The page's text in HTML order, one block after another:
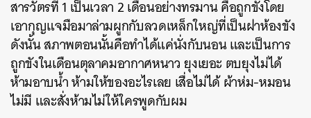
สารวัตรที่ 1 เป็นเวลา 2 เดือนอย่างทรมาน คือถูกขังโดย
เอากุญแจมือมาล่ามผูกกับลวดเหล็กใหญ่ที่เป็นฝาห้องขัง
ดังนั้น สภาพตอนนั้นคือทำได้แค่นั่งกับนอน และเป็นการ
ถูกขังในเดือนตุลาคมอากาศหนาว ยุงเยอะ ตบยุงไม่ได้
ห้ามอาบน้ำ ห้ามให้ของอะไรเลย เสื่อไม่ได้ ผ้าห่ม-หมอน
ไม่มี และสั่งห้ามไม่ให้ใครพูดกับผม